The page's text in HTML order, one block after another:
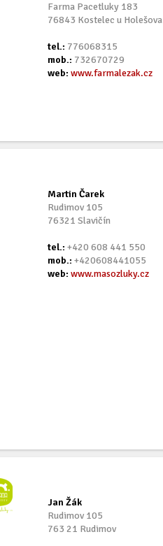
Farma Pacetluky 183
76843 Kostelec u Holešova
tel.: 776068315
mob.: 732670729
web: www.farmalezak.cz
Martin Čarek
Rudimov 105
76321 Slavičín
tel.: +420 608 441 550
mob.: +420608441055
web: www.masozluky.cz
Jan Žák
Rudimov 105
763 21 Rudimov